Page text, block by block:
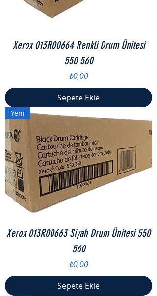
Xerox 013R00664 Renkli Drum Ünitesi
550 560
Fiyat
₺0,00
Sepete Ekle
Yeni
Xerox 013R00663 Siyah Drum Ünitesi 550
560
Fiyat
₺0,00
Sepete Ekle